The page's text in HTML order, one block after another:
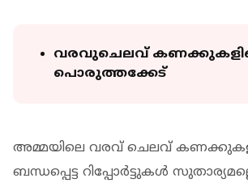
വരവുചെലവ്
പൊരുത്തക്കേട്
അമ്മയിലെ വരവ് ചെലവ്
ബന്ധപ്പെട്ട റിപ്പോർട്ടുകൾ